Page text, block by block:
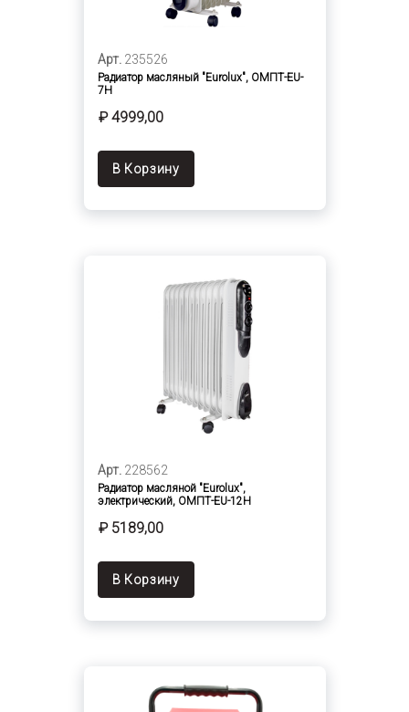
Арт. 235526
Радиатор масляный "Eurolux", ОМПТ-EU-
7Н
₽ 4999,00
В Корзину
Арт. 228562
Радиатор масляной "Eurolux",
электрический, ОМПТ-EU-12H
₽ 5189,00
В Корзину